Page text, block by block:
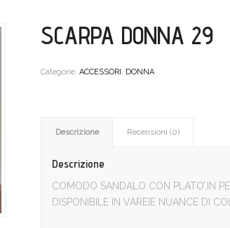
SCARPA DONNA 29
Categorie:ACCESSORI, DONNA
Descrizione Recensioni (0)
Descrizione
COMODO SANDALO CON PLATO’,IN
DISPONIBILE IN VAREIE NUANCE DI